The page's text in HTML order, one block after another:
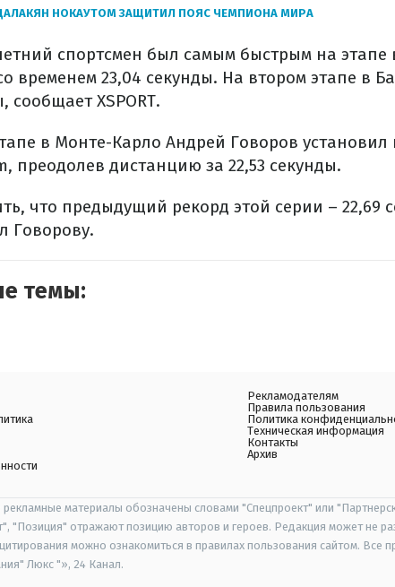
НОКАУТОМ ЗАЩИТИЛ ПОЯС ЧЕМПИОНА МИРА
спортсмен был самым быстрым на этапе
временем 23,04 секунды. На втором этапе в
сообщает XSPORT.
в Монте-Карло Андрей Говоров
преодолев дистанцию за 22,53 секунды.
что предыдущий рекорд этой серии – 22,69
Говорову.
темы:
Рекламодателям
Правила пользования
Политика
Техническая информация
Контакты
Архив
рекламные материалы обозначены словами "Спецпроект" или
"Позиция" отражают позицию авторов и героев. Редакция может не
можно ознакомиться в правилах пользования сайтом.
Люкс "», 24 Канал.